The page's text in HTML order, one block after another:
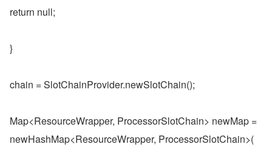
return null;
}
chain = SlotChainProvider.newSlotChain();
Map<ResourceWrapper, ProcessorSlotChain> newMap =
newHashMap<ResourceWrapper, ProcessorSlotChain>(